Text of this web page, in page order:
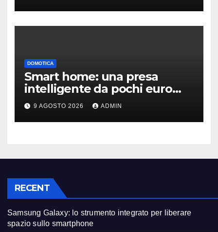
DOMOTICA
Smart home: una presa
intelligente da pochi euro
può fare la differenza
9 AGOSTO 2026 ADMIN
RECENT
Samsung Galaxy: lo strumento integrato per liberare
spazio sullo smartphone